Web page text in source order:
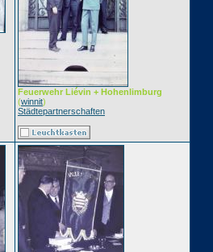
Feuerwehr Liévin + Hohenlimburg
(winnit)
Städtepartnerschaften